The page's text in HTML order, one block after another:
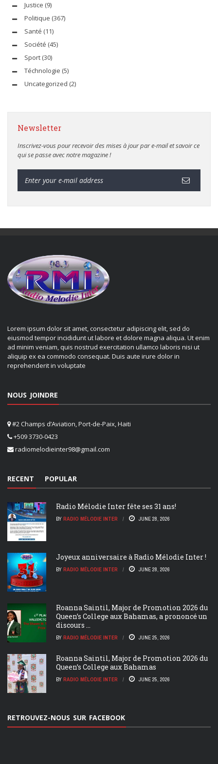
Justice (9)
Politique (367)
Santé (11)
Société (45)
Sport (30)
Téchnologie (5)
Uncategorized (2)
Newsletter
Inscrivez-vous pour recevoir des mises à jour par e-mail et savoir ce
qui se passe avec notre magazine !
Lorem ipsum dolor sit amet, consectetur adipiscing elit, sed do
eiusmod tempor incididunt ut labore et dolore magna aliqua. Ut enim
ad minim veniam, quis nostrud exercitation ullamco laboris nisi ut
aliquip ex ea commodo consequat. Duis aute irure dolor in
reprehenderit in voluptate
NOUS JOINDRE
#2 Champs d’Aviation, Port-de-Paix, Haiti
+509 3730-0423
radiomelodieinter98@gmail.com
RECENT POPULAR
Radio Mélodie Inter fête ses 31 ans!
BY RADIO MÉLODIE INTER JUNE 28, 2026
Joyeux anniversaire à Radio Mélodie Inter !
BY RADIO MÉLODIE INTER JUNE 28, 2026
Roanna Saintil, Major de Promotion 2026 du
Queen’s College aux Bahamas, a prononcé un
discours ...
BY RADIO MÉLODIE INTER JUNE 25, 2026
Roanna Saintil, Major de Promotion 2026 du
Queen’s College aux Bahamas
BY RADIO MÉLODIE INTER JUNE 25, 2026
RETROUVEZ-NOUS SUR FACEBOOK